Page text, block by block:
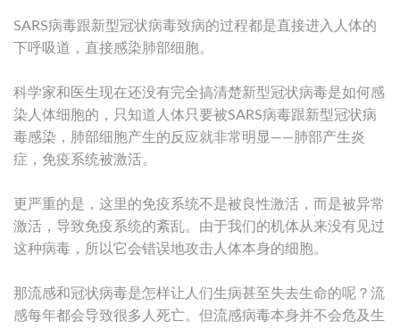
SARS病毒跟新型冠状病毒致病的过程都是直接进入人体的
下呼吸道，直接感染肺部细胞。
科学家和医生现在还没有完全搞清楚新型冠状病毒是如何感
染人体细胞的，只知道人体只要被SARS病毒跟新型冠状病
毒感染，肺部细胞产生的反应就非常明显——肺部产生炎
症，免疫系统被激活。
更严重的是，这里的免疫系统不是被良性激活，而是被异常
激活，导致免疫系统的紊乱。由于我们的机体从来没有见过
这种病毒，所以它会错误地攻击人体本身的细胞。
那流感和冠状病毒是怎样让人们生病甚至失去生命的呢？流
感每年都会导致很多人死亡。但流感病毒本身并不会危及生